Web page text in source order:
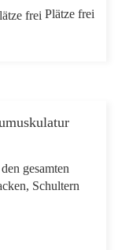
Plätze frei
gesamten
Schultern